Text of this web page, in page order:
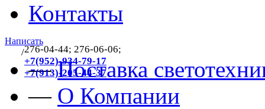
Контакты
Написать
/276-04-44; 276-06-06;
+7(952)-934-79-17
+7(913)-205-44-37
—Поставка
— О Компании